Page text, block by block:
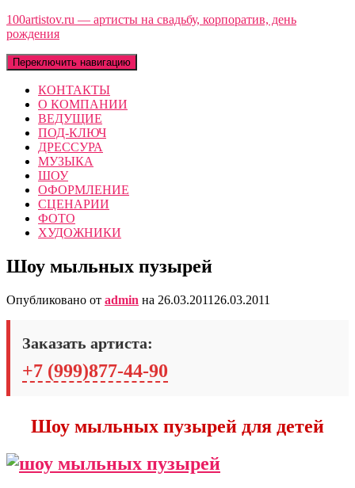
100artistov.ru — артисты на свадьбу, корпоратив, день
рождения
Переключить навигацию
КОНТАКТЫ
О КОМПАНИИ
ВЕДУЩИЕ
ПОД-КЛЮЧ
ДРЕССУРА
МУЗЫКА
ШОУ
ОФОРМЛЕНИЕ
СЦЕНАРИИ
ФОТО
ХУДОЖНИКИ
Шоу мыльных пузырей
Опубликовано от admin на 26.03.2011 26.03.2011
Заказать артиста:
+7 (999)877-44-90
Шоу мыльных пузырей для детей